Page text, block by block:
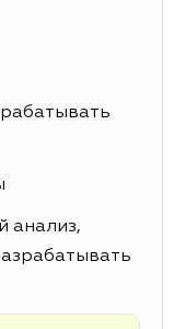
анализ,